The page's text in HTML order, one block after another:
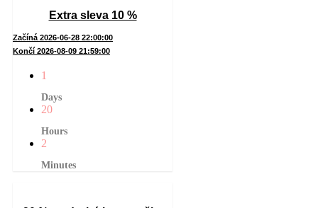
Extra sleva 10 %
Začíná 2026-06-28 22:00:00
Končí 2026-08-09 21:59:00
1
Days
20
Hours
2
Minutes